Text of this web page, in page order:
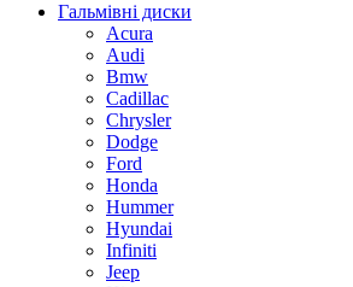
Гальмівні диски
Acura
Audi
Bmw
Cadillac
Chrysler
Dodge
Ford
Honda
Hummer
Hyundai
Infiniti
Jeep